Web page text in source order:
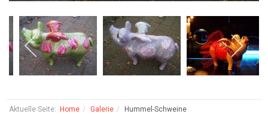
Aktuelle Seite: Home Galerie Hummel-Schweine